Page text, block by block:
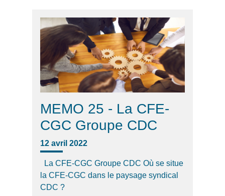
MEMO 25 - La CFE-
CGC Groupe CDC
12 avril 2022
La CFE-CGC Groupe CDC Où se situe
la CFE-CGC dans le paysage syndical
CDC ?